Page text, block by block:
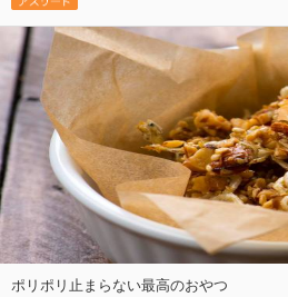
ポリポリ止まらない最高のおやつ